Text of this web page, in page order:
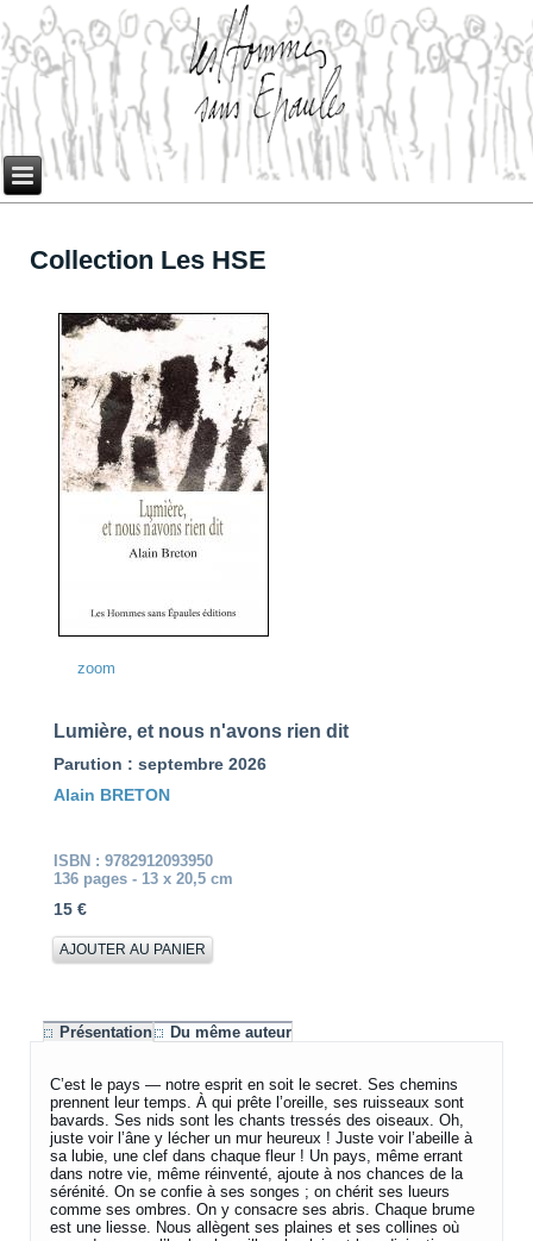
Collection Les HSE
zoom
Lumière, et nous n'avons rien dit
Parution : septembre 2026
Alain BRETON
ISBN : 9782912093950
136 pages - 13 x 20,5 cm
15 €
Présentation Du même auteur
C’est le pays — notre esprit en soit le secret. Ses chemins
prennent leur temps. À qui prête l’oreille, ses ruisseaux sont
bavards. Ses nids sont les chants tressés des oiseaux. Oh,
juste voir l’âne y lécher un mur heureux ! Juste voir l’abeille à
sa lubie, une clef dans chaque fleur ! Un pays, même errant
dans notre vie, même réinventé, ajoute à nos chances de la
sérénité. On se confie à ses songes ; on chérit ses lueurs
comme ses ombres. On y consacre ses abris. Chaque brume
est une liesse. Nous allègent ses plaines et ses collines où